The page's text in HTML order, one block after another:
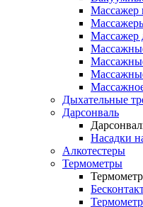
Массажер
Массажер
Дыхательные
Дарсонваль
Насадки
Алкотестеры
Термометры